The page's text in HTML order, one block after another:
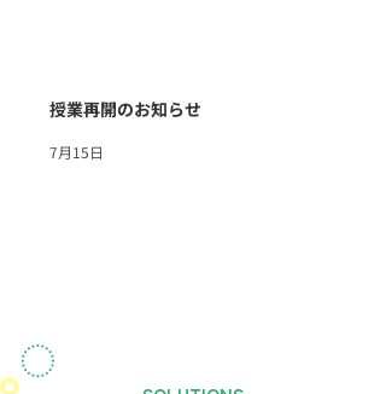
授業再開のお知らせ
7月15日